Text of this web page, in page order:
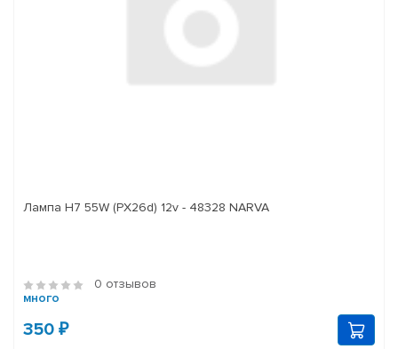
Лампа H7 55W (PX26d) 12v - 48328 NARVA
0 отзывов
много
350 ₽